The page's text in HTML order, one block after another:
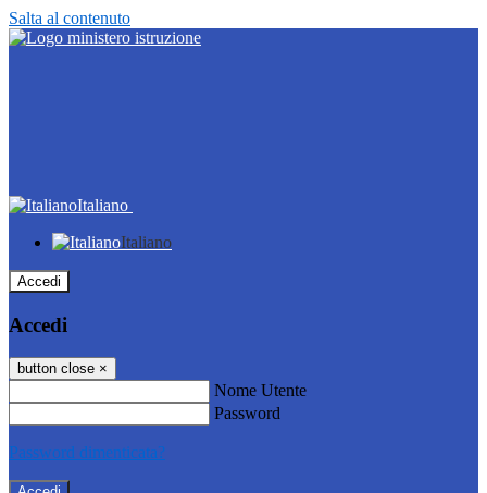
Salta al contenuto
Italiano
Italiano
Accedi
Accedi
button close ×
Nome Utente
Password
Password dimenticata?